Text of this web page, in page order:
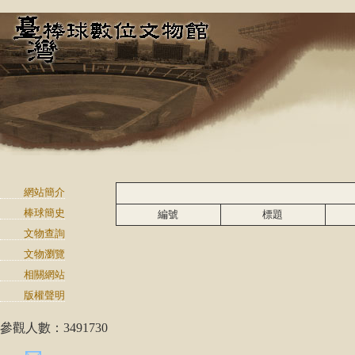
網站簡介
棒球簡史
文物查詢
文物瀏覽
相關網站
版權聲明
參觀人數：3491730
編號 標題